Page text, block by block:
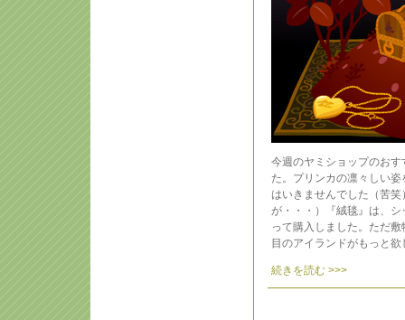
今週のヤミショップのお
た。プリンカの凛々しい
はいきませんでした（苦
が・・・）『絨毯』は、
って購入しました。ただ
目のアイランドがもっと
続きを読む >>>